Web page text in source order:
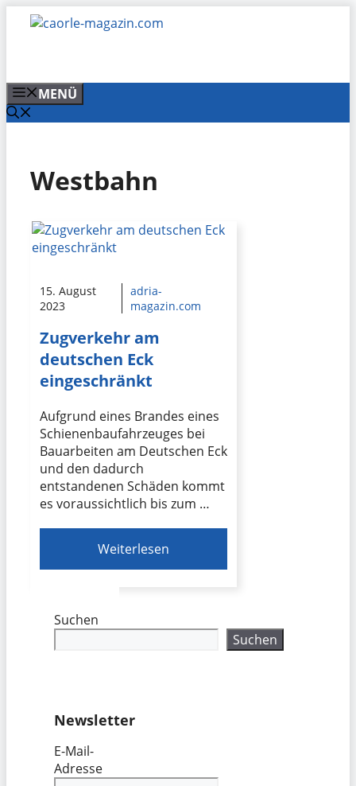
Zum
Inhalt
MENÜ
Westbahn
15. August
2023
adria-
magazin.com
Zugverkehr am
deutschen Eck
eingeschränkt
Aufgrund eines Brandes eines
Schienenbaufahrzeuges bei
Bauarbeiten am Deutschen Eck
und den dadurch
entstandenen Schäden kommt
es voraussichtlich bis zum …
Weiterlesen
Suchen
Suchen
Newsletter
E-Mail-
Adresse